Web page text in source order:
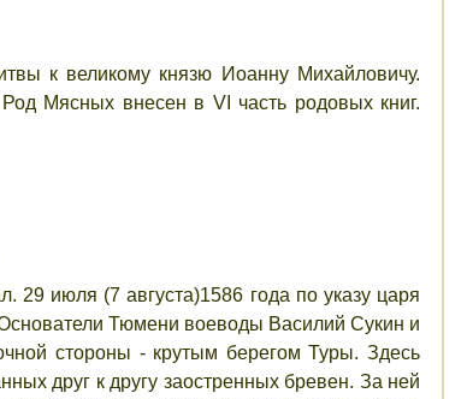
к великому князю Иоанну Михайловичу.
Мясных внесен в VI часть родовых книг.
29 июля (7 августа)1586 года по указу царя
Тюмени воеводы Василий Сукин и
стороны - крутым берегом Туры. Здесь
друг к другу заостренных бревен. За ней